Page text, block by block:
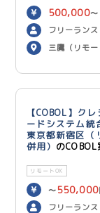
500,000〜
600,000 円
フリーランス
三鷹（リモー
【COBOL】ク
ードシステム統
東京都新宿区（
併用） のCOBOL
リモートOK
〜 550,000
フリーランス